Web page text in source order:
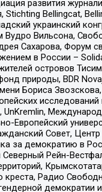
развития
Bellingcat,
украинский
Вильсона,
Сахарова, Форум
в России –
островов
природы, BDR
Бориса
UnKremlin,
Европейский
Совет,
за демократию в
Рейн-
креста, Радио
демократии